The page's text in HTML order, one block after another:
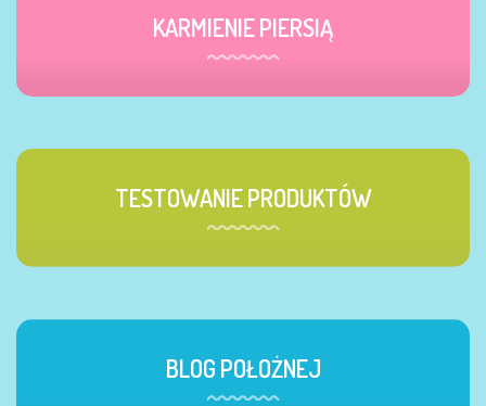
KARMIENIE PIERSIĄ
TESTOWANIE PRODUKTÓW
BLOG POŁOŻNEJ